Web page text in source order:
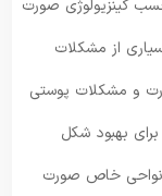
کینزیولوژی صورت
از مشکلات
و مشکلات پوستی
بهبود شکل
نواحی خاص صورت